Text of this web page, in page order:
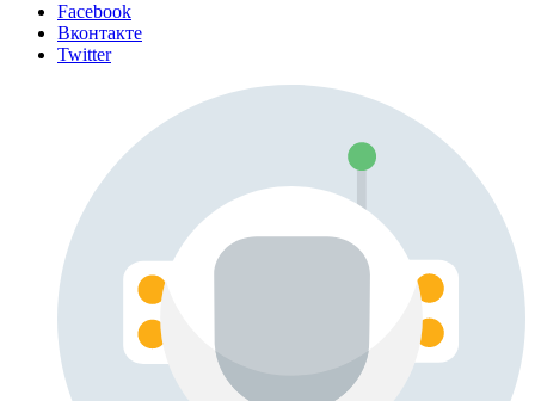
Facebook
Вконтакте
Twitter